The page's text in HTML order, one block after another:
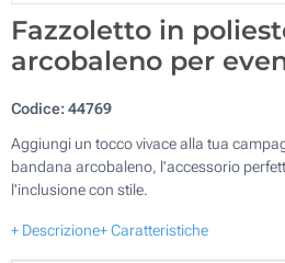
Fazzoletto in
arcobaleno per
Codice:44769
Aggiungi un tocco vivace alla tua
bandana arcobaleno, l'accessorio
l'inclusione con stile.
+ Descrizione+ Caratteristiche